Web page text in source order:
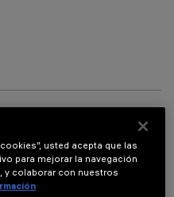
usted acepta que las
para mejorar la navegación
y colaborar con nuestros